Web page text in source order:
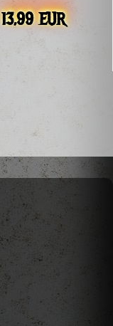
13,99 EUR